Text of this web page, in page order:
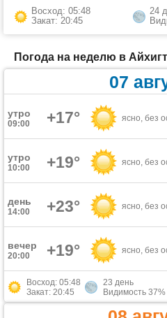
Восход: 05:48
Закат: 20:45
24
Погода на неделю в
07
утро
09:00 +17° ясно, без
утро
10:00 +19° ясно, без
день
14:00 +23° ясно, без
вечер
20:00 +19° ясно, без
Восход: 05:48
Закат: 20:45
23 день
Видимость 37%